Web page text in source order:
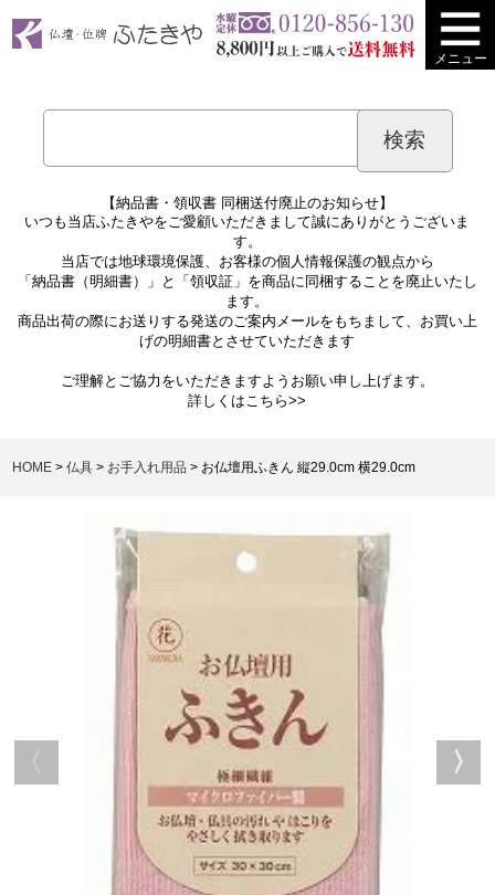
メニュー
【納品書・領収書 同梱送付廃止のお知らせ】
いつも当店ふたきやをご愛顧いただきまして誠にありがとうございま
す。
当店では地球環境保護、お客様の個人情報保護の観点から
「納品書（明細書）」と「領収証」を商品に同梱することを廃止いたし
ます。
商品出荷の際にお送りする発送のご案内メールをもちまして、お買い上
げの明細書とさせていただきます
ご理解とご協力をいただきますようお願い申し上げます。
詳しくはこちら>>
HOME 仏具 お手入れ用品 お仏壇用ふきん 縦29.0cm 横29.0cm